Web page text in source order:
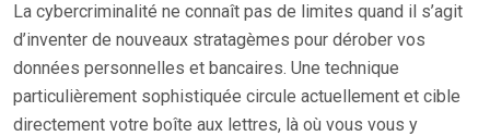
La cybercriminalité ne connaît pas de limites quand il s’agit
d’inventer de nouveaux stratagèmes pour dérober vos
données personnelles et bancaires. Une technique
particulièrement sophistiquée circule actuellement et cible
directement votre boîte aux lettres, là où vous vous y